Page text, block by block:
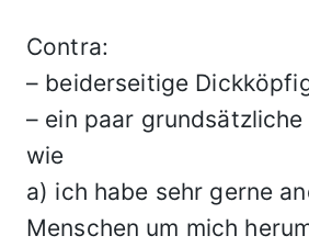
Contra:
– beiderseitige
– ein paar
wie
a) ich habe sehr gerne
Menschen um mich